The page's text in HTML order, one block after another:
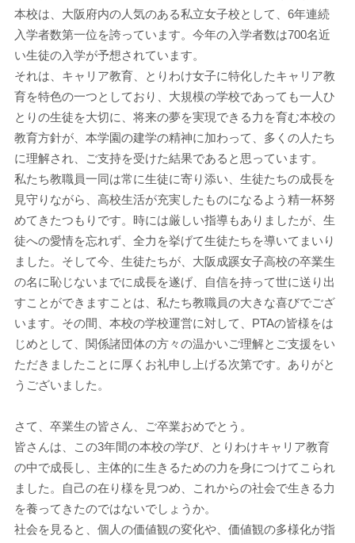
本校は、大阪府内の人気のある私立女子校として、6年連続
入学者数第一位を誇っています。今年の入学者数は700名近
い生徒の入学が予想されています。
それは、キャリア教育、とりわけ女子に特化したキャリア教
育を特色の一つとしており、大規模の学校であっても一人ひ
とりの生徒を大切に、将来の夢を実現できる力を育む本校の
教育方針が、本学園の建学の精神に加わって、多くの人たち
に理解され、ご支持を受けた結果であると思っています。
私たち教職員一同は常に生徒に寄り添い、生徒たちの成長を
見守りながら、高校生活が充実したものになるよう精一杯努
めてきたつもりです。時には厳しい指導もありましたが、生
徒への愛情を忘れず、全力を挙げて生徒たちを導いてまいり
ました。そして今、生徒たちが、大阪成蹊女子高校の卒業生
の名に恥じないまでに成長を遂げ、自信を持って世に送り出
すことができますことは、私たち教職員の大きな喜びでござ
います。その間、本校の学校運営に対して、PTAの皆様をは
じめとして、関係諸団体の方々の温かいご理解とご支援をい
ただきましたことに厚くお礼申し上げる次第です。ありがと
うございました。
さて、卒業生の皆さん、ご卒業おめでとう。
皆さんは、この3年間の本校の学び、とりわけキャリア教育
の中で成長し、主体的に生きるための力を身につけてこられ
ました。自己の在り様を見つめ、これからの社会で生きる力
を養ってきたのではないでしょうか。
社会を見ると、個人の価値観の変化や、価値観の多様化が指